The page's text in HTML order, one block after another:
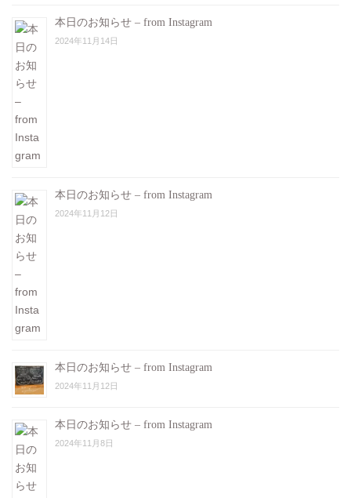
本日のお知らせ – from Instagram
2024年11月14日
本日のお知らせ – from Instagram
2024年11月12日
本日のお知らせ – from Instagram
2024年11月12日
本日のお知らせ – from Instagram
2024年11月8日